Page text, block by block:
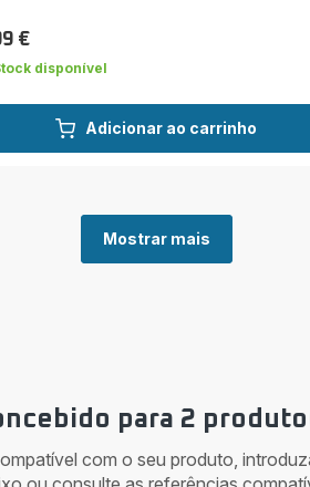
Adicionar ao carrinho
€
disponível
Mostrar mais
para 2
com o seu produto,